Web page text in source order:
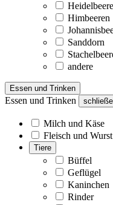
Himbeeren
Sanddorn
andere
Essen und Trinken
Essen und Trinken
Milch und Käse
Fleisch und Wurst
Tiere
Büffel
Geflügel
Kaninchen
Rinder